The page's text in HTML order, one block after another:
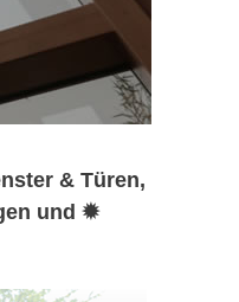
& Türen,
und ✹